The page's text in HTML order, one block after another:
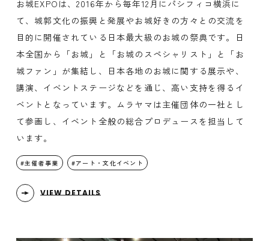
お城EXPOは、2016年から毎年12月にパシフィコ横浜に
て、城郭文化の振興と発展やお城好きの方々との交流を
目的に開催されている日本最大級のお城の祭典です。日
本全国から「お城」と「お城のスペシャリスト」と「お
城ファン」が集結し、日本各地のお城に関する展示や、
講演、イベントステージなどを通じ、高い支持を得るイ
ベントとなっています。ムラヤマは主催団体の一社とし
て参画し、イベント全般の総合プロデュースを担当して
います。
主催者事業 アート・文化イベント
VIEW DETAILS